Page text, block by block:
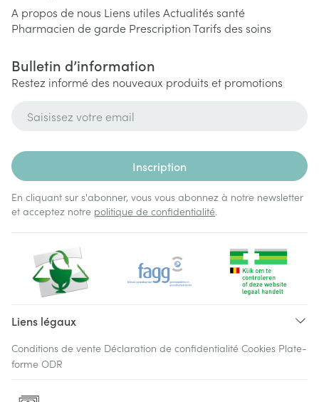
A propos de nous Liens utiles Actualités santé
Pharmacien de garde PrescriptionTarifs des soins
Bulletin d’information
Restez informé des nouveaux produits et promotions
Inscription
En cliquant sur s'abonner, vous vous abonnez à notre newsletter
et acceptez notre politique de confidentialité.
Liens légaux
Conditions de vente Déclaration de confidentialité Cookies Plate-
forme ODR